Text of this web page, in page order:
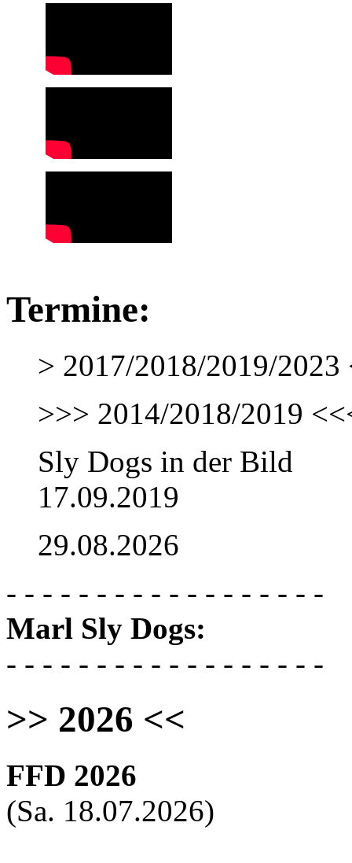
Termine:
> 2017/2018/2019/2023
>>> 2014/2018/2019
Sly Dogs in der Bild
17.09.2019
29.08.2026
- - - - - - - - - - - - - - - - - -
Marl Sly Dogs:
- - - - - - - - - - - - - - - - - -
>> 2026 <<
FFD 2026
(Sa. 18.07.2026)